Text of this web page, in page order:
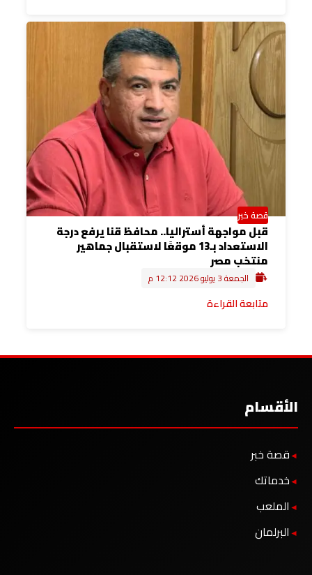
قصة خبر
قبل مواجهة أستراليا.. محافظ قنا يرفع درجة
الاستعداد بـ13 موقعًا لاستقبال جماهير
منتخب مصر
الجمعة 3 يوليو 2026 12:12 م
متابعة القراءة
الأقسام
قصة خبر
خدماتك
الملعب
البرلمان